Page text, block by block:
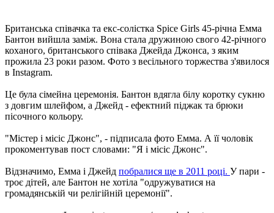
Британська співачка та екс-солістка Spice Girls 45-річна Емма
Бантон вийшла заміж. Вона стала дружиною свого 42-річного
коханого, британського співака Джейда Джонса, з яким
прожила 23 роки разом. Фото з весільного торжества з'явилося
в Instagram.
Це була сімейна церемонія. Бантон вдягла білу коротку сукню
з довгим шлейфом, а Джейд - ефектний піджак та брюки
пісочного кольору.
"Містер і місіс Джонс", - підписала фото Емма. А її чоловік
прокоментував пост словами: "Я і місіс Джонс".
Відзначимо, Емма і Джейд побралися ще в 2011 році. У пари -
троє дітей, але Бантон не хотіла "одружуватися на
громадянській чи релігійній церемонії".